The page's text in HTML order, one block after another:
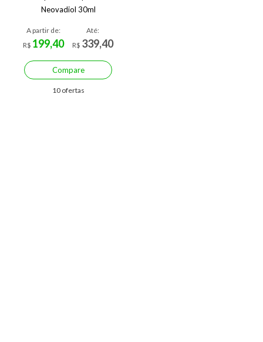
Neovadiol 30ml
A partir de:
R$ 199,40
Até:
R$ 339,40
Compare
10 ofertas